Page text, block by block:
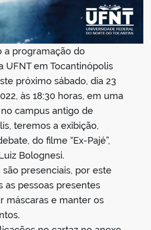
a programação do
UFNT em Tocantinópolis
próximo sábado, dia 23
às 18:30 horas, em uma
campus antigo de
teremos a exibição,
do filme “Ex-Pajé”,
Bolognesi.
são presenciais, por este
as pessoas presentes
máscaras e manter os